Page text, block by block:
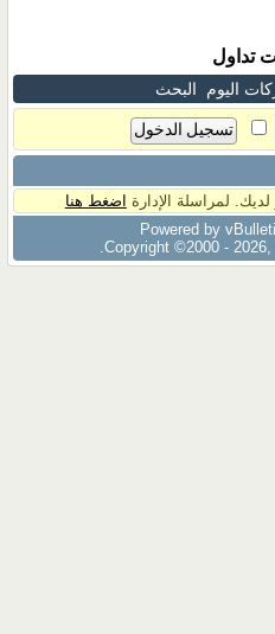
تداول
اليوم البحث
لمراسلة الإدارة اضغط هنا
Powered by
Copyright ©2000 -